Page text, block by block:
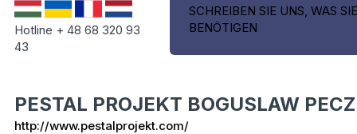
Hotline + 48 68 320 93
43
SCHREIBEN SIE UNS, WAS SIE
BENÖTIGEN
PESTAL PROJEKT BOGUSLAW
http://www.pestalprojekt.com/